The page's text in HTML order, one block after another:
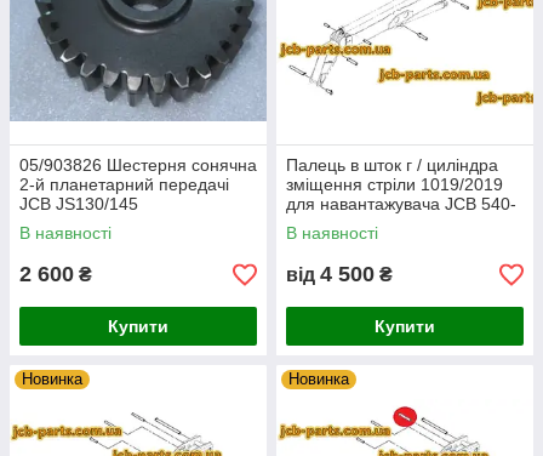
05/903826 Шестерня сонячна
2-й планетарний передачі
JCB JS130/145
В наявності
2 600 ₴
Купити
Палець в шток г / циліндра
зміщення стріли 1019/2019
для навантажувача JCB 540-
170
В наявності
від 4 500 ₴
Купити
Новинка Новинка